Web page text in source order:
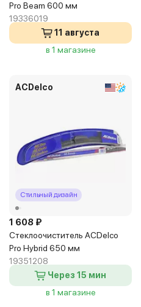
Pro Beam 600 мм
19336019
11 августа
в 1 магазине
ACDelco
Стильный дизайн
1 608 ₽
Стеклоочиститель ACDelco
Pro Hybrid 650 мм
19351208
Через 15 мин
в 1 магазине